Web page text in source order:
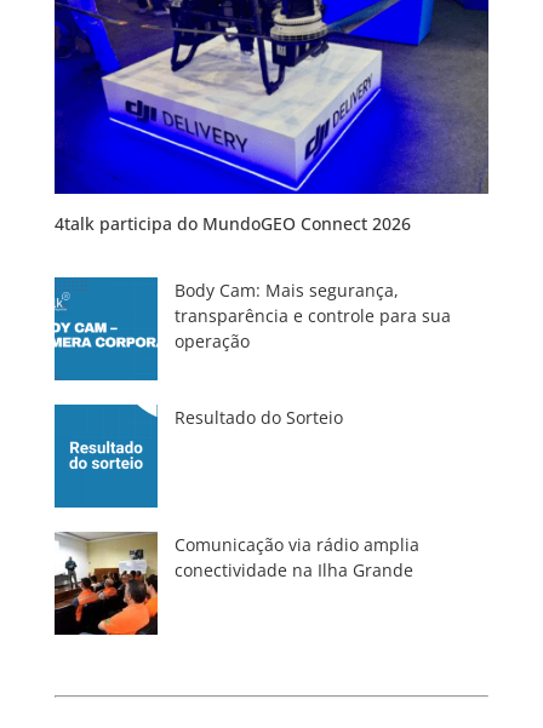
4talk participa do MundoGEO Connect 2026
Body Cam: Mais segurança,
transparência e controle para sua
operação
Resultado do Sorteio
Comunicação via rádio amplia
conectividade na Ilha Grande